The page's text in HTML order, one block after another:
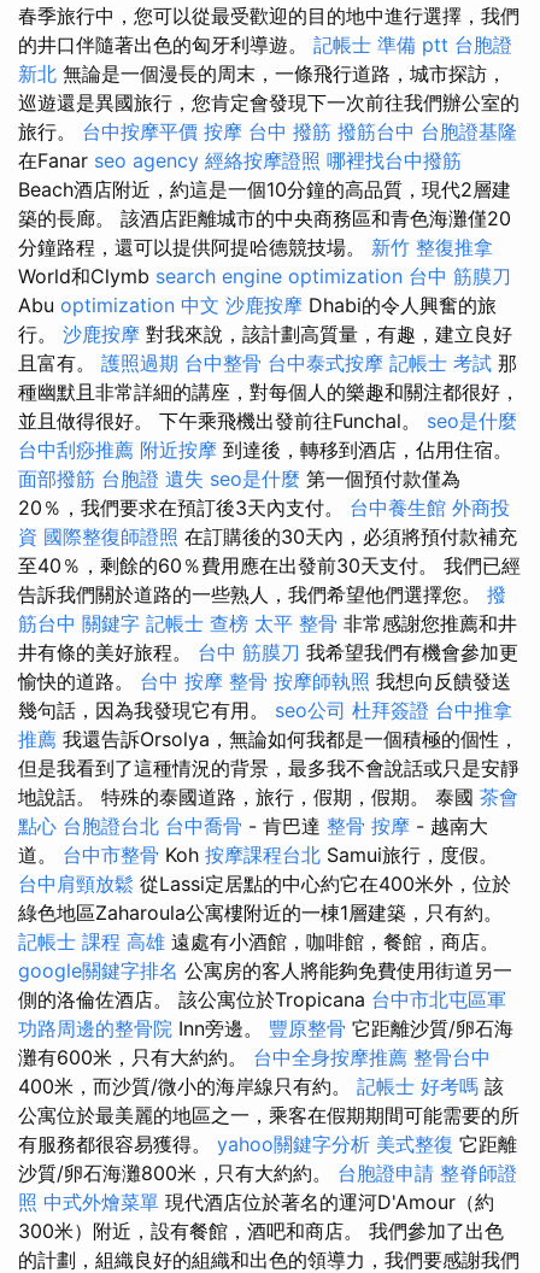
春季旅行中，您可以從最受歡迎的目的地中進行選擇，我們
的井口伴隨著出色的匈牙利導遊。 記帳士 準備 ptt 台胞證
新北 無論是一個漫長的周末，一條飛行道路，城市探訪，
巡遊還是異國旅行，您肯定會發現下一次前往我們辦公室的
旅行。 台中按摩平價 按摩 台中 撥筋 撥筋台中 台胞證基隆
在Fanar seo agency 經絡按摩證照 哪裡找台中撥筋
Beach酒店附近，約這是一個10分鐘的高品質，現代2層建
築的長廊。 該酒店距離城市的中央商務區和青色海灘僅20
分鐘路程，還可以提供阿提哈德競技場。 新竹 整復推拿
World和Clymb search engine optimization 台中 筋膜刀
Abu optimization 中文 沙鹿按摩 Dhabi的令人興奮的旅
行。 沙鹿按摩 對我來說，該計劃高質量，有趣，建立良好
且富有。 護照過期 台中整骨 台中泰式按摩 記帳士 考試 那
種幽默且非常詳細的講座，對每個人的樂趣和關注都很好，
並且做得很好。 下午乘飛機出發前往Funchal。 seo是什麼
台中刮痧推薦 附近按摩 到達後，轉移到酒店，佔用住宿。
面部撥筋 台胞證 遺失 seo是什麼 第一個預付款僅為
20％，我們要求在預訂後3天內支付。 台中養生館 外商投
資 國際整復師證照 在訂購後的30天內，必須將預付款補充
至40％，剩餘的60％費用應在出發前30天支付。 我們已經
告訴我們關於道路的一些熟人，我們希望他們選擇您。 撥
筋台中 關鍵字 記帳士 查榜 太平 整骨 非常感謝您推薦和井
井有條的美好旅程。 台中 筋膜刀 我希望我們有機會參加更
愉快的道路。 台中 按摩 整骨 按摩師執照 我想向反饋發送
幾句話，因為我發現它有用。 seo公司 杜拜簽證 台中推拿
推薦 我還告訴Orsolya，無論如何我都是一個積極的個性，
但是我看到了這種情況的背景，最多我不會說話或只是安靜
地說話。 特殊的泰國道路，旅行，假期，假期。 泰國 茶會
點心 台胞證台北 台中喬骨 - 肯巴達 整骨 按摩 - 越南大
道。 台中市整骨 Koh 按摩課程台北 Samui旅行，度假。
台中肩頸放鬆 從Lassi定居點的中心約它在400米外，位於
綠色地區Zaharoula公寓樓附近的一棟1層建築，只有約。
記帳士 課程 高雄 遠處有小酒館，咖啡館，餐館，商店。
google關鍵字排名 公寓房的客人將能夠免費使用街道另一
側的洛倫佐酒店。 該公寓位於Tropicana 台中市北屯區軍
功路周邊的整骨院 Inn旁邊。 豐原整骨 它距離沙質/卵石海
灘有600米，只有大約約。 台中全身按摩推薦 整骨台中
400米，而沙質/微小的海岸線只有約。 記帳士 好考嗎 該
公寓位於最美麗的地區之一，乘客在假期期間可能需要的所
有服務都很容易獲得。 yahoo關鍵字分析 美式整復 它距離
沙質/卵石海灘800米，只有大約約。 台胞證申請 整脊師證
照 中式外燴菜單 現代酒店位於著名的運河D'Amour（約
300米）附近，設有餐館，酒吧和商店。 我們參加了出色
的計劃，組織良好的組織和出色的領導力，我們要感謝我們